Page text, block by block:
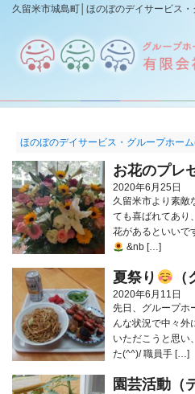
久留米市城島町│ほのぼのデイサービス
ほのぼのデイサービス・グループホー
お花のプレ
2020年6月25日
久留米市より素敵
ても喜ばれてあり
花があるといいで
&nb […]
夏祭り
2020年6月11日
先日、グループホ
んな状況で中々外
いただこうと思い
た(^^)/ 職員手 […]
園芸活動（